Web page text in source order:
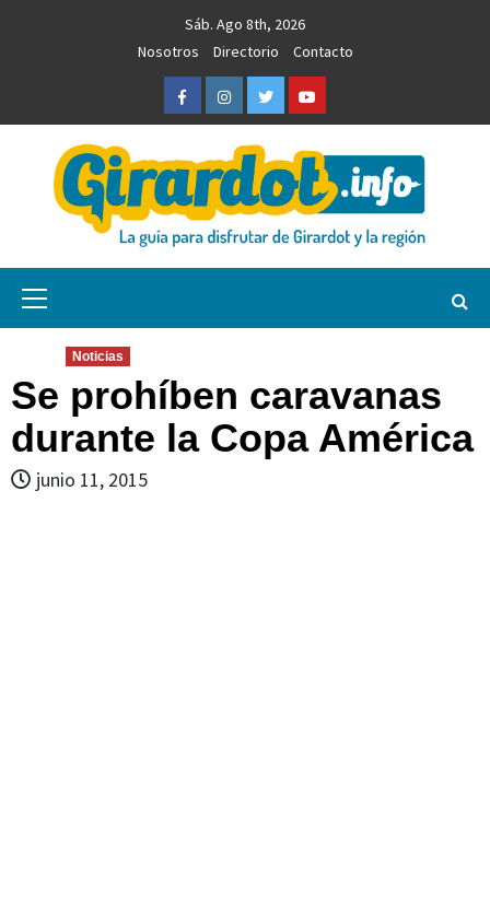
Sáb. Ago 8th, 2026
Nosotros
Directorio Contacto
FacebookInstagramTwitterYoutube
Girardot.info
Noticias
Se prohíben caravanas
durante la Copa América
junio 11, 2015